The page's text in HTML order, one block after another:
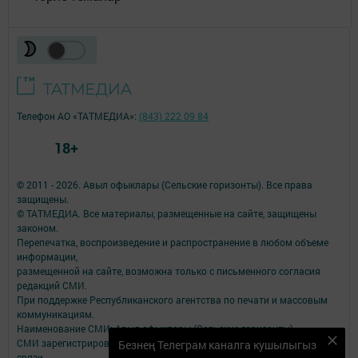
Безнең Телеграм каналга кушылыгыз
© 2011 - 2026. Авыл офыклары (Сельские горизонты). Все права
защищены.
© ТАТМЕДИА. Все материалы, размещенные на сайте, защищены
законом.
Перепечатка, воспроизведение и распространение в любом объеме
информации,
размещенной на сайте, возможна только с письменного согласия
редакций СМИ.
При поддержке Республиканского агентства по печати и массовым
коммуникациям.
Наименование СМИ: Авыл офыклары (Сельские горизонты)
СМИ зарегистрировано Федеральной службой по надзору в сфере
Телефон АО «ТАТМЕДИА»: (843) 222 09 84
18+